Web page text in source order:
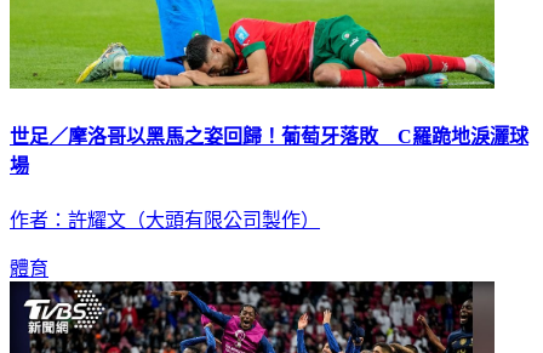
世足／摩洛哥以黑馬之姿回歸！葡萄牙落敗 C羅跪地淚灑球
場
作者：許耀文（大頭有限公司製作）
體育